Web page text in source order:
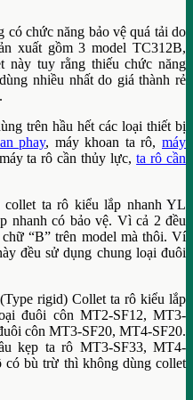
có chức năng bảo vệ quá tải do
xuất gồm 3 model TC312B,
này tuy rằng thiếu chức năng
nhiều nhất do giá thành rẻ
trên hầu hết các loại thiết bị
phay, máy khoan ta rô,máy
ta rô cần thủy lực,ta rô cần
ta rô kiểu lắp nhanh YL
nhanh có bảo vệ. Vì cả 2 đều
“B” trên model mà thôi. Ví
đều sử dụng chung loại đuôi
rigid) Collet ta rô kiểu lắp
đuôi côn MT2-SF12, MT3-
côn MT3-SF20, MT4-SF20.
kẹp ta rô MT3-SF33, MT4-
có bù trừ thì không dùng collet